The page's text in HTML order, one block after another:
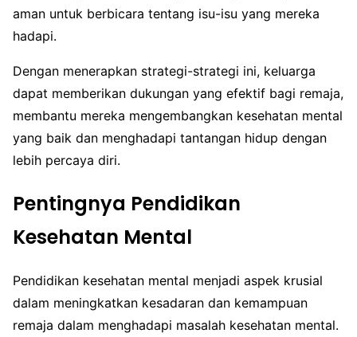
aman untuk berbicara tentang isu-isu yang mereka
hadapi.
Dengan menerapkan strategi-strategi ini, keluarga
dapat memberikan dukungan yang efektif bagi remaja,
membantu mereka mengembangkan kesehatan mental
yang baik dan menghadapi tantangan hidup dengan
lebih percaya diri.
Pentingnya Pendidikan
Kesehatan Mental
Pendidikan kesehatan mental menjadi aspek krusial
dalam meningkatkan kesadaran dan kemampuan
remaja dalam menghadapi masalah kesehatan mental.